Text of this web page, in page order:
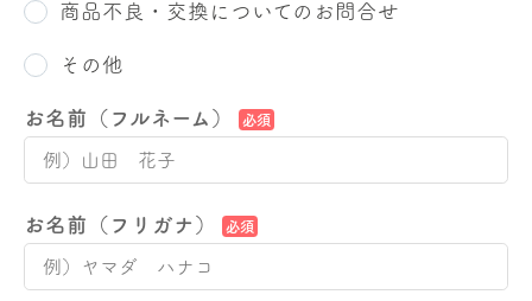
商品不良・交換についてのお問合せ
その他
お名前（フルネーム） 必須
お名前（フリガナ） 必須